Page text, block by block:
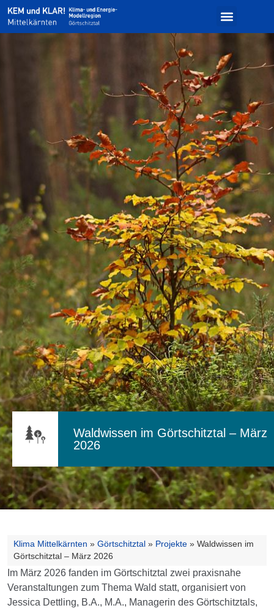
Waldwissen im Görtschitztal – März
2026
Klima Mittelkärnten » Görtschitztal » Projekte » Waldwissen im
Görtschitztal – März 2026
Im März 2026 fanden im Görtschitztal zwei praxisnahe
Veranstaltungen zum Thema Wald statt, organisiert von
Jessica Dettling, B.A., M.A., Managerin des Görtschitztals,